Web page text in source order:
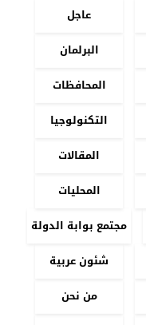
عاجل
البرلمان
المحافظات
التكنولوجيا
المقالات
المحليات
مجتمع بوابة الدولة
شئون عربية
من نحن